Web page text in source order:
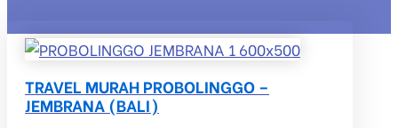
TRAVEL MURAH PROBOLINGGO –
JEMBRANA (BALI)